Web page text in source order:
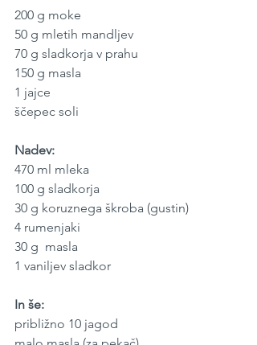
200 g moke
50 g mletih mandljev
70 g sladkorja v prahu
150 g masla
1 jajce
ščepec soli
Nadev:
470 ml mleka
100 g sladkorja
30 g koruznega škroba (gustin)
4 rumenjaki
30 g  masla
1 vaniljev sladkor
In še:
približno 10 jagod